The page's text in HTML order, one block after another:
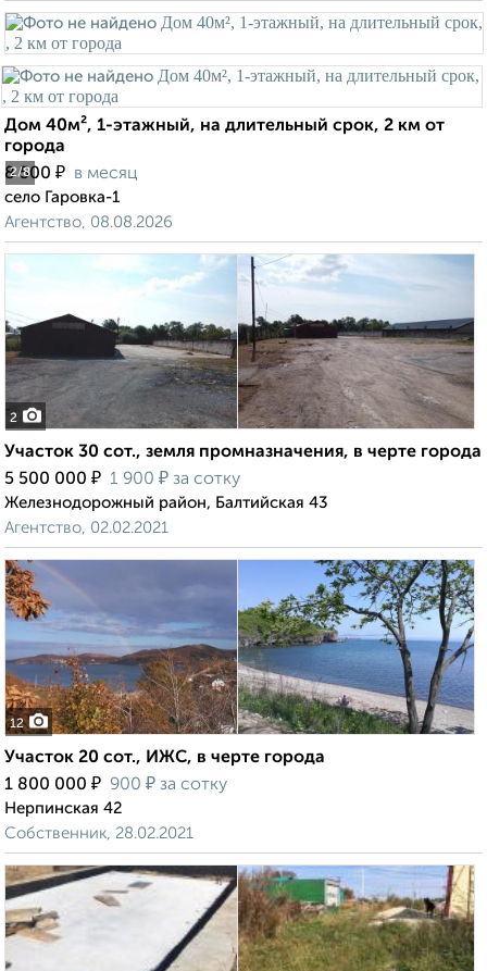
2/8
Дом 40м², 1-этажный, на длительный срок, 2 км от
города
8 500 ₽ в месяц
село Гаровка-1
Агентство, 08.08.2026
2
Участок 30 сот., земля промназначения, в черте города
5 500 000 ₽ 1 900 ₽ за сотку
Железнодорожный район, Балтийская 43
Агентство, 02.02.2021
12
Участок 20 сот., ИЖС, в черте города
1 800 000 ₽ 900 ₽ за сотку
Нерпинская 42
Собственник, 28.02.2021